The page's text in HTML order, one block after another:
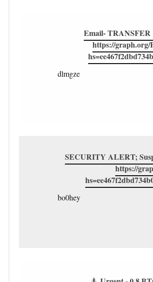
Email- TRANSFER
https://graph.org/
dlmgze
SECURITY ALERT;
https://
bo0hey